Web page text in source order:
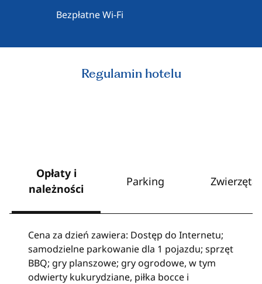
Bezpłatne Wi-Fi
Regulamin hotelu
Opłaty i
należności
Parking Zwierzęta
Cena za dzień zawiera: Dostęp do Internetu;
samodzielne parkowanie dla 1 pojazdu; sprzęt
BBQ; gry planszowe; gry ogrodowe, w tym
odwierty kukurydziane, piłka bocce i